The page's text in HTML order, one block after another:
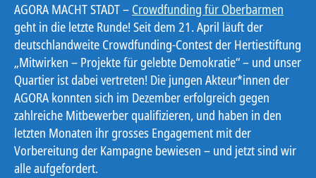
AGORA MACHT STADT – Crowdfunding für Oberbarmen
geht in die letzte Runde! Seit dem 21. April läuft der
deutschlandweite Crowdfunding-Contest der Hertiestiftung
„Mitwirken – Projekte für gelebte Demokratie“ – und unser
Quartier ist dabei vertreten! Die jungen Akteur*innen der
AGORA konnten sich im Dezember erfolgreich gegen
zahlreiche Mitbewerber qualifizieren, und haben in den
letzten Monaten ihr grosses Engagement mit der
Vorbereitung der Kampagne bewiesen – und jetzt sind wir
alle aufgefordert.